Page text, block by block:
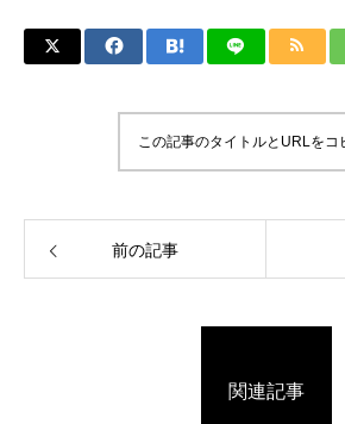
この記事のタイトルとURLをコ
前の記事
関連記事